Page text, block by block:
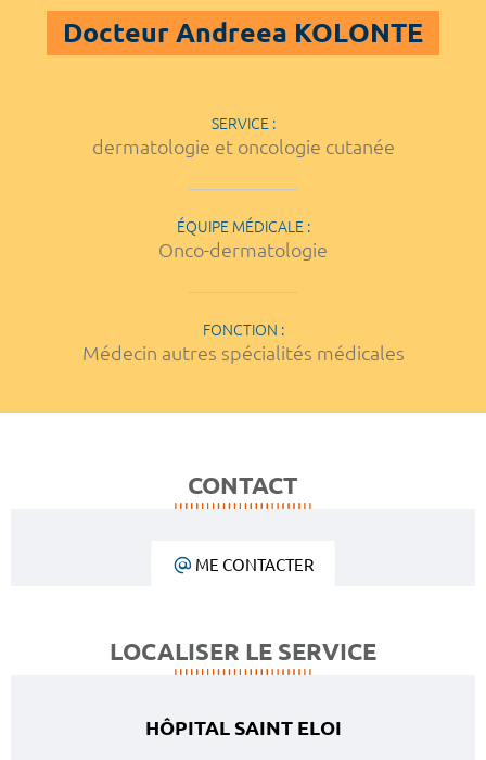
Docteur Andreea KOLONTE
SERVICE :
dermatologie et oncologie cutanée
ÉQUIPE MÉDICALE :
Onco-dermatologie
FONCTION :
Médecin autres spécialités médicales
CONTACT
ME CONTACTER
LOCALISER LE SERVICE
HÔPITAL SAINT ELOI